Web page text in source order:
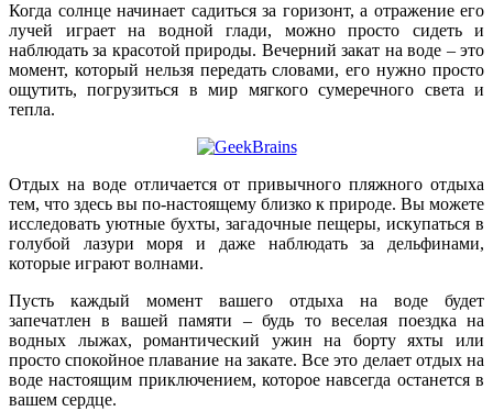
Когда солнце начинает садиться за горизонт, а отражение его
лучей играет на водной глади, можно просто сидеть и
наблюдать за красотой природы. Вечерний закат на воде – это
момент, который нельзя передать словами, его нужно просто
ощутить, погрузиться в мир мягкого сумеречного света и
тепла.
Отдых на воде отличается от привычного пляжного отдыха
тем, что здесь вы по-настоящему близко к природе. Вы можете
исследовать уютные бухты, загадочные пещеры, искупаться в
голубой лазури моря и даже наблюдать за дельфинами,
которые играют волнами.
Пусть каждый момент вашего отдыха на воде будет
запечатлен в вашей памяти – будь то веселая поездка на
водных лыжах, романтический ужин на борту яхты или
просто спокойное плавание на закате. Все это делает отдых на
воде настоящим приключением, которое навсегда останется в
вашем сердце.